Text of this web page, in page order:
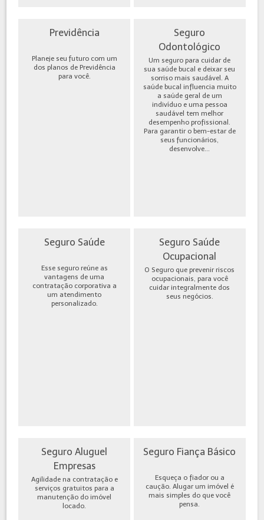
Previdência
Planeje seu futuro com um
dos planos de Previdência
para você.
Seguro
Odontológico
Um seguro para cuidar de
sua saúde bucal e deixar seu
sorriso mais saudável. A
saúde bucal influencia muito
a saúde geral de um
indivíduo e uma pessoa
saudável tem melhor
desempenho profissional.
Para garantir o bem-estar de
seus funcionários,
desenvolve...
Seguro Saúde
Esse seguro reúne as
vantagens de uma
contratação corporativa a
um atendimento
personalizado.
Seguro Saúde
Ocupacional
O Seguro que prevenir riscos
ocupacionais, para você
cuidar integralmente dos
seus negócios.
Seguro Aluguel
Empresas
Agilidade na contratação e
serviços gratuitos para a
manutenção do imóvel
locado.
Seguro Fiança Básico
Esqueça o fiador ou a
caução. Alugar um imóvel é
mais simples do que você
pensa.